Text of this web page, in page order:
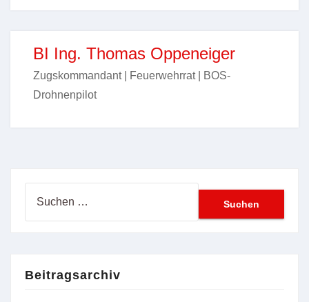
BI Ing. Thomas Oppeneiger
Zugskommandant | Feuerwehrrat | BOS-
Drohnenpilot
Beitragsarchiv